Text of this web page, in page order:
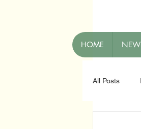
HOME
All Posts